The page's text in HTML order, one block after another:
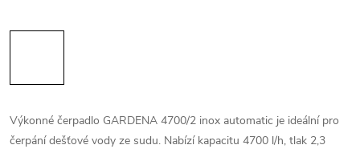
Výkonné čerpadlo GARDENA 4700/2 inox automatic je ideální pro
čerpání dešťové vody ze sudu. Nabízí kapacitu 4700 l/h, tlak 2,3